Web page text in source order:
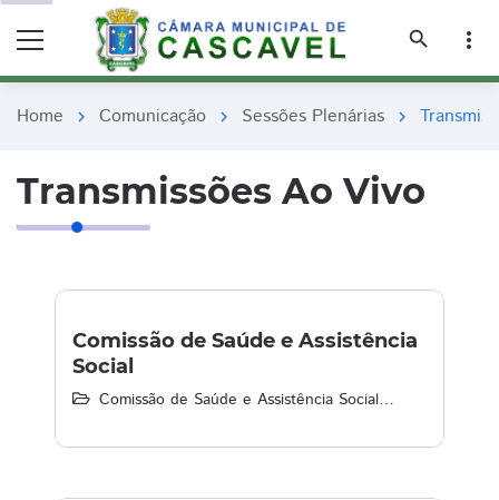
search
more_vert
Home chevron_right Comunicação chevron_right Sessões Plenárias chevron_right
Transmissões Ao Vivo
Comissão de Saúde e Assistência
Social
Comissão de Saúde e Assistência Social